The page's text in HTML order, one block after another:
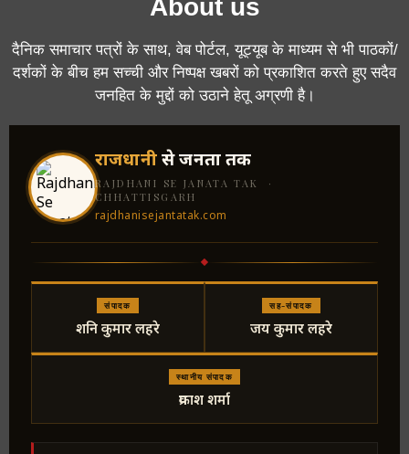
About us
दैनिक समाचार पत्रों के साथ, वेब पोर्टल, यूट्यूब के माध्यम से भी पाठकों/
दर्शकों के बीच हम सच्ची और निष्पक्ष खबरों को प्रकाशित करते हुए सदैव
जनहित के मुद्दों को उठाने हेतू अग्रणी है।
राजधानीसे जनता तक
RAJDHANI SE JANATA TAK ·
CHHATTISGARH
rajdhanisejantatak.com
संपादक
शनि कुमार लहरे
सह-संपादक
जय कुमार लहरे
स्थानीय संपादक
प्रकाश शर्मा